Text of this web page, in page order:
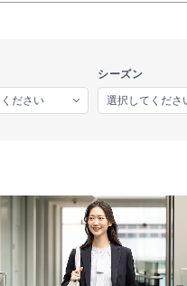
シーズン